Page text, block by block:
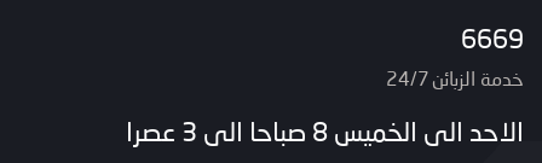
6669
خدمة الزبائن 24/7
الاحد الى الخميس 8 صباحا الى 3 عصرا